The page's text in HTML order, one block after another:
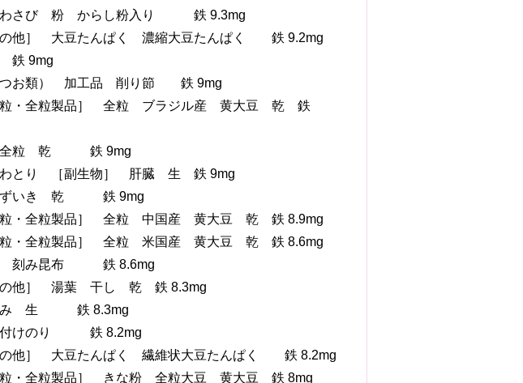
＞わさび 粉 からし粉入り 鉄 9.3mg
他］ 大豆たんぱく 濃縮大豆たんぱく 鉄 9.2mg
鉄 9mg
つお類） 加工品 削り節 鉄 9mg
粒・全粒製品］ 全粒 ブラジル産 黄大豆 乾 鉄
全粒 乾 鉄 9mg
わとり ［副生物］ 肝臓 生 鉄 9mg
ずいき 乾 鉄 9mg
粒・全粒製品］ 全粒 中国産 黄大豆 乾 鉄 8.9mg
粒・全粒製品］ 全粒 米国産 黄大豆 乾 鉄 8.6mg
） 刻み昆布 鉄 8.6mg
の他］ 湯葉 干し 乾 鉄 8.3mg
じみ 生 鉄 8.3mg
付けのり 鉄 8.2mg
他］ 大豆たんぱく 繊維状大豆たんぱく 鉄 8.2mg
・全粒製品］ きな粉 全粒大豆 黄大豆 鉄 8mg